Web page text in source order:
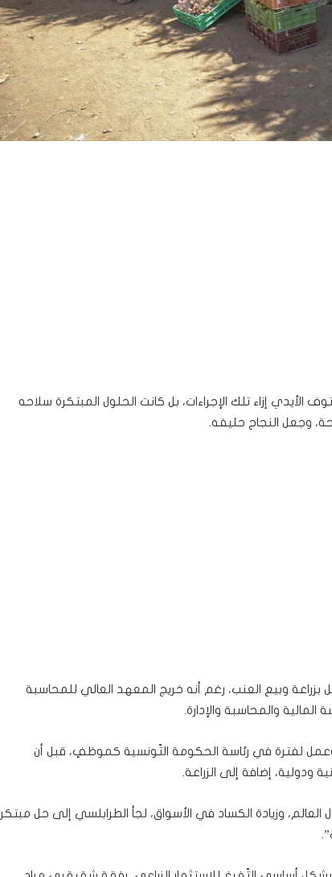
إزاء تلك الإجراءات، بل كانت الحلول المبتكرة سلاحه
وجعل النجاح حليفه.
الطرابلسي (33 عاما)، يعمل بزراعة وبيع العنب، رغم أنه خريج المعهد العالي للمحاسبة
والمحاسبة والإدارة.
لفترة في رئاسة الحكومة التّونسية كموظفٍ، قبل أن
إضافة إلى الزراعة.
وزيادة الكساد في الأسواق، لجأ الطرابلسي إلى حل مبتكر